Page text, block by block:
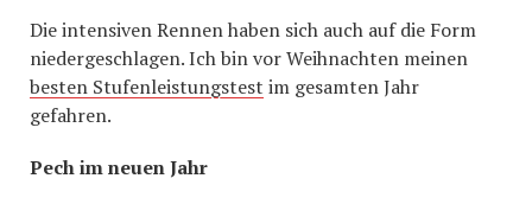
Die intensiven Rennen haben sich auch auf die Form
niedergeschlagen. Ich bin vor Weihnachten meinen
besten Stufenleistungstest im gesamten Jahr
gefahren.
Pech im neuen Jahr